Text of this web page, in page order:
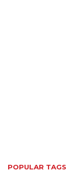
POPULAR TAGS